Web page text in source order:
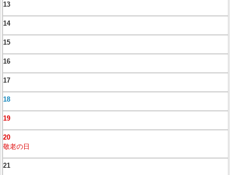
13
14
15
16
17
18
19
20
敬老の日
21